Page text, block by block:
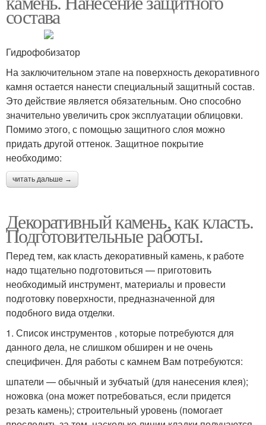
состава
Гидрофобизатор
На заключительном этапе на поверхность декоративного
камня остается нанести специальный защитный состав.
Это действие является обязательным. Оно способно
значительно увеличить срок эксплуатации облицовки.
Помимо этого, с помощью защитного слоя можно
придать другой оттенок. Защитное покрытие
необходимо:
читать дальше →
Декоративный камень, как класть.
Подготовительные работы.
Перед тем, как класть декоративный камень, к работе
надо тщательно подготовиться — приготовить
необходимый инструмент, материалы и провести
подготовку поверхности, предназначенной для
подобного вида отделки.
1. Список инструментов , которые потребуются для
данного дела, не слишком обширен и не очень
специфичен. Для работы с камнем Вам потребуются:
шпатели — обычный и зубчатый (для нанесения клея);
ножовка (она может потребоваться, если придется
резать камень); строительный уровень (помогает